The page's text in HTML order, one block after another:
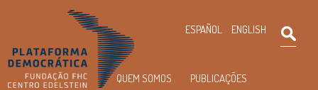
ESPAÑOL ENGLISH
Menu
principal
QUEM SOMOS PUBLICAÇÕES